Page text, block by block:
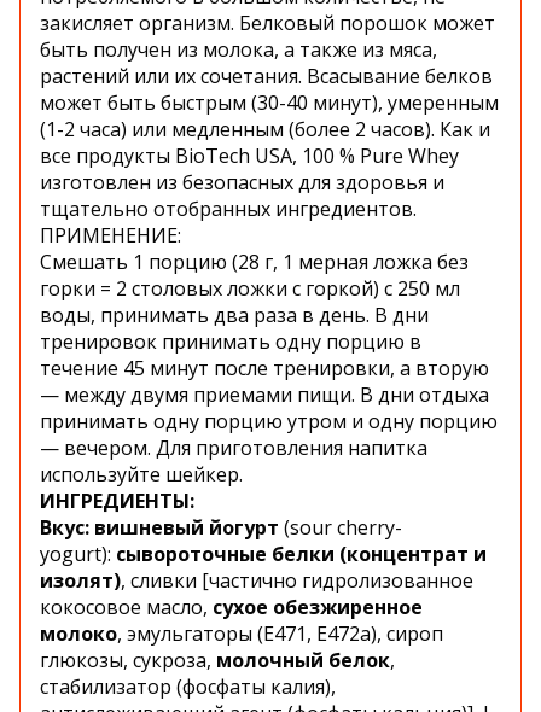
закисляет организм. Белковый порошок может
быть получен из молока, а также из мяса,
растений или их сочетания. Всасывание белков
может быть быстрым (30-40 минут), умеренным
(1-2 часа) или медленным (более 2 часов). Как и
все продукты BioTech USA, 100 % Pure Whey
изготовлен из безопасных для здоровья и
тщательно отобранных ингредиентов.
ПРИМЕНЕНИЕ:
Смешать 1 порцию (28 г, 1 мерная ложка без
горки = 2 столовых ложки с горкой) с 250 мл
воды, принимать два раза в день. В дни
тренировок принимать одну порцию в
течение 45 минут после тренировки, а вторую
— между двумя приемами пищи. В дни отдыха
принимать одну порцию утром и одну порцию
— вечером. Для приготовления напитка
используйте шейкер.
ИНГРЕДИЕНТЫ:
Вкус: вишневый йогурт (sour cherry-
yogurt): сывороточные белки (концентрат и
изолят), сливки [частично гидролизованное
кокосовое масло, сухое обезжиренное
молоко, эмульгаторы (Е471, Е472а), сироп
глюкозы, сукроза, молочный белок,
стабилизатор (фосфаты калия),